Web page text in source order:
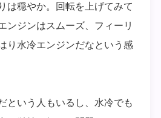
は穏やか。回転を上げてみて
ンジンはスムーズ、フィーリ
り水冷エンジンだなという感
という人もいるし、水冷でも